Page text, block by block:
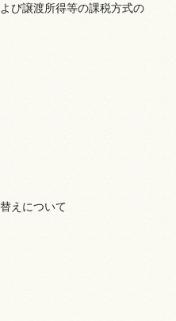
び譲渡所得等の課税方式の
えについて